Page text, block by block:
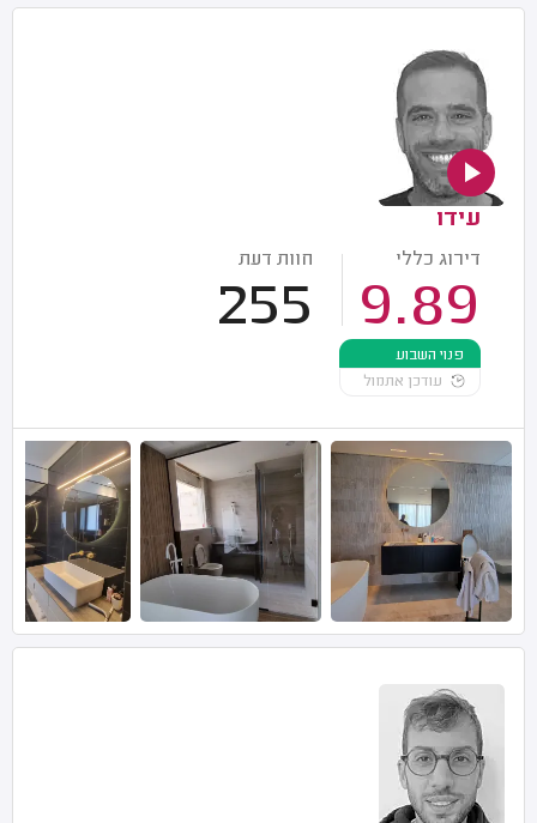
עידו
דירוג כללי
9.89
חוות דעת
255
פנוי השבוע
עודכן אתמול